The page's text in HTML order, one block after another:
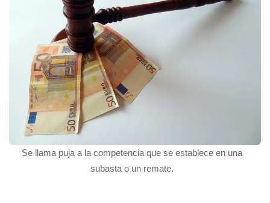
Se llama puja a la competencia que se establece en una
subasta o un remate.